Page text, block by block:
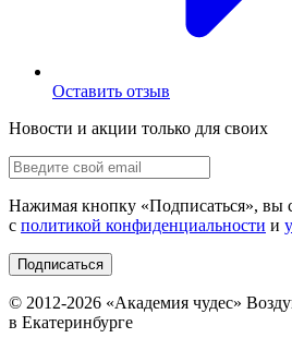
Оставить отзыв
Новости и акции только для своих
Нажимая кнопку «Подписаться», вы
с политикой конфиденциальности и
Подписаться
© 2012-2026 «Академия чудес»
в Екатеринбурге